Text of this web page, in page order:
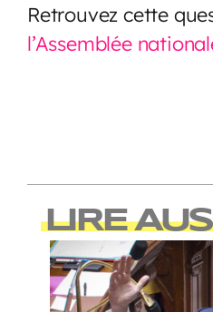
Retrouvez cette
l’Assemblée
LIRE